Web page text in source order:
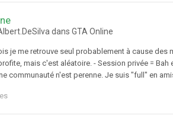
dans GTA Online
je me retrouve seul probablement à cause
mais c'est aléatoire. - Session privée =
communauté n'est perenne. Je suis "full" en